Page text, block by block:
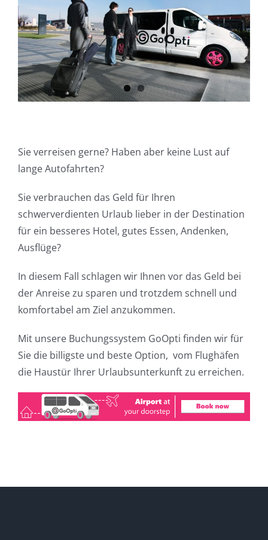
Sie verreisen gerne? Haben aber keine Lust auf
lange Autofahrten?
Sie verbrauchen das Geld für Ihren
schwerverdienten Urlaub lieber in der Destination
für ein besseres Hotel, gutes Essen, Andenken,
Ausflüge?
In diesem Fall schlagen wir Ihnen vor das Geld bei
der Anreise zu sparen und trotzdem schnell und
komfortabel am Ziel anzukommen.
Mit unsere Buchungssystem GoOpti finden wir für
Sie die billigste und beste Option, vom Flughäfen
die Haustür Ihrer Urlaubsunterkunft zu erreichen.